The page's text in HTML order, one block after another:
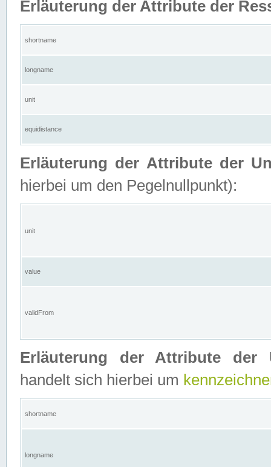
Erläuterung der Attribute der
shortname
longname
unit
equidistance
Erläuterung der Attribute der
hierbei um den Pegelnullpunkt):
unit
value
validFrom
Erläuterung der Attribute der
handelt sich hierbei um
shortname
longname